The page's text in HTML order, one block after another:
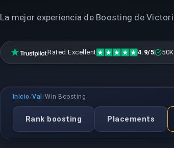
La mejor experiencia de Boosting de
Rated Excellent 4.9/5
Inicio /Val /Win Boosting
Rank boosting Placements